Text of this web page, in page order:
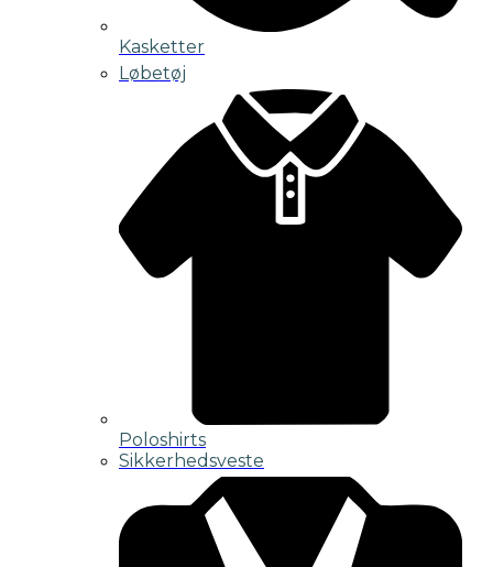
Kasketter
Løbetøj
Poloshirts
Sikkerhedsveste